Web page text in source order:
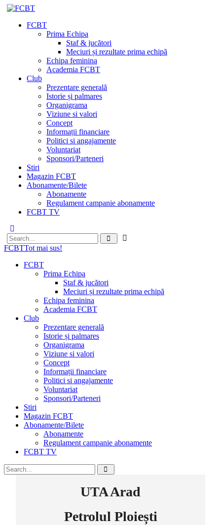
FCBT
Prima Echipa
Staf & jucători
Meciuri și rezultate prima echipă
Echipa feminina
Academia FCBT
Club
Prezentare generală
Istorie și palmares
Organigrama
Viziune si valori
Concept
Informații financiare
Politici si angajamente
Voluntariat
Sponsori/Parteneri
Stiri
Magazin FCBT
Abonamente/Bilete
Abonamente
Regulament campanie abonamente
FCBT TV
FCBTTot mai sus!
FCBT
Prima Echipa
Staf & jucători
Meciuri și rezultate prima echipă
Echipa feminina
Academia FCBT
Club
Prezentare generală
Istorie și palmares
Organigrama
Viziune si valori
Concept
Informații financiare
Politici si angajamente
Voluntariat
Sponsori/Parteneri
Stiri
Magazin FCBT
Abonamente/Bilete
Abonamente
Regulament campanie abonamente
FCBT TV
UTA Arad
Petrolul Ploiești